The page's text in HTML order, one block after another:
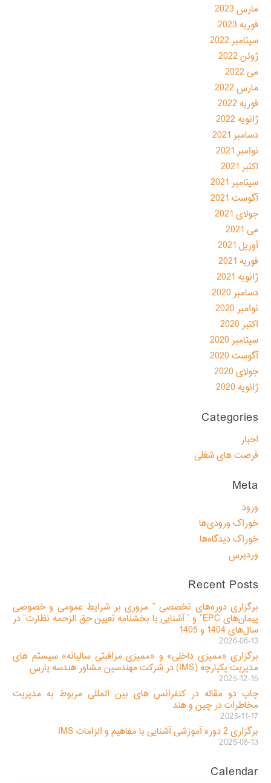
مارس 2023
فوریه 2023
سپتامبر 2022
ژوئن 2022
می 2022
مارس 2022
فوریه 2022
ژانویه 2022
دسامبر 2021
نوامبر 2021
اکتبر 2021
سپتامبر 2021
آگوست 2021
جولای 2021
می 2021
آوریل 2021
فوریه 2021
ژانویه 2021
دسامبر 2020
نوامبر 2020
اکتبر 2020
سپتامبر 2020
آگوست 2020
جولای 2020
ژانویه 2020
Categories
اخبار
فرصت های شغلی
Meta
ورود
خوراک ورودی‌ها
خوراک دیدگاه‌ها
وردپرس
Recent Posts
برگزاری دوره‌های تخصصی ” مروری بر شرایط عمومی و خصوصی
پیمان‌های EPC” و ” آشنایی با بخشنامه تعیین حق الزحمه نظارت” در
سال‌های 1404 و 1405
2026-06-13
برگزاری «ممیزی داخلی» و «ممیزی مراقبتی سالیانه» سیستم های
مدیریت یکپارچه (IMS) در شرکت مهندسین مشاور هندسه پارس
2025-12-15
چاپ دو مقاله در کنفرانس های بین المللی مربوط به مدیریت
مخاطرات در چین و هند
2025-11-17
برگزاری 2 دوره آموزشی آشنایی با مفاهیم و الزامات IMS
2025-08-13
Calendar